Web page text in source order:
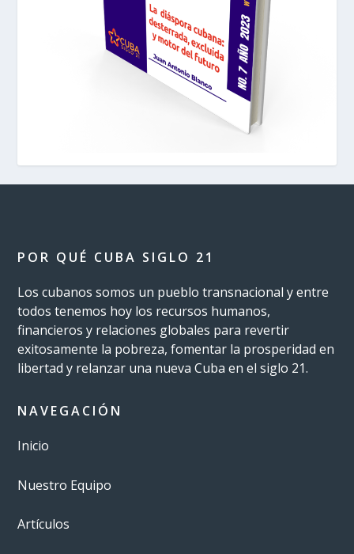
POR QUÉ CUBA SIGLO 21
Los cubanos somos un pueblo transnacional y entre
todos tenemos hoy los recursos humanos,
financieros y relaciones globales para revertir
exitosamente la pobreza, fomentar la prosperidad en
libertad y relanzar una nueva Cuba en el siglo 21.
NAVEGACIÓN
Inicio
Nuestro Equipo
Artículos